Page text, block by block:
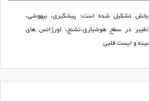
کتاب حاضر در 8 بخش تشکیل شده است: پیشگیری، بیهوشی،
در سطح هوشیاری،تشنج، اورژانس های
و ایست قلبی